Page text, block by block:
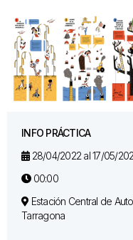
INFO PRÁCTICA
28/04/2022 al 17/05/
00:00
Estación Central de
Tarragona